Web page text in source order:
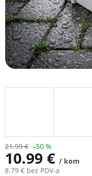
21.99 € –50 %
10.99 € / kom
8.79 € bez PDV-a